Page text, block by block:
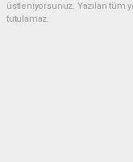
üstleniyorsunuz. Yazılan
tutulamaz.